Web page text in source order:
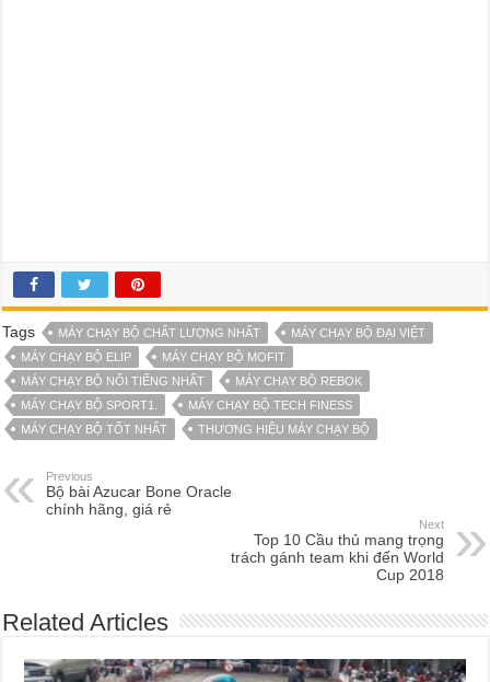
Tags MÁY CHẠY BỘ CHẤT LƯỢNG NHẤT
MÁY CHẠY BỘ ĐẠI VIỆT
MÁY CHẠY BỘ ELIP
MÁY CHẠY BỘ MOFIT
MÁY CHẠY BỘ NỔI TIẾNG NHẤT
MÁY CHẠY BỘ REBOK
MÁY CHẠY BỘ SPORT1.
MÁY CHẠY BỘ TECH FINESS
MÁY CHẠY BỘ TỐT NHẤT
THƯƠNG HIỆU MÁY CHẠY BỘ
Previous
Bộ bài Azucar Bone Oracle
chính hãng, giá rẻ
Next
Top 10 Cầu thủ mang trọng
trách gánh team khi đến World
Cup 2018
Related Articles